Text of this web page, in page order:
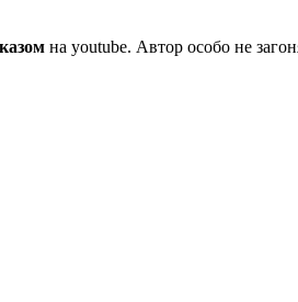
на youtube. Автор особо не